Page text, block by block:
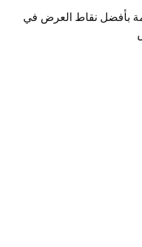
بأفضل نقاط العرض في